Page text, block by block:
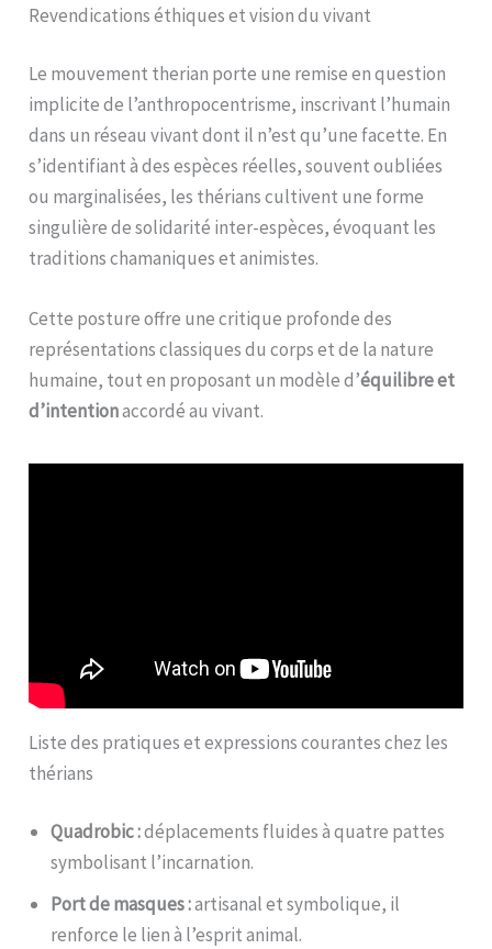
Revendications éthiques et vision du vivant
Le mouvement therian porte une remise en question
implicite de l’anthropocentrisme, inscrivant l’humain
dans un réseau vivant dont il n’est qu’une facette. En
s’identifiant à des espèces réelles, souvent oubliées
ou marginalisées, les thérians cultivent une forme
singulière de solidarité inter-espèces, évoquant les
traditions chamaniques et animistes.
Cette posture offre une critique profonde des
représentations classiques du corps et de la nature
humaine, tout en proposant un modèle d’équilibre et
d’intentionaccordé au vivant.
Liste des pratiques et expressions courantes chez les
thérians
Quadrobic :déplacements fluides à quatre pattes
symbolisant l’incarnation.
Port de masques :artisanal et symbolique, il
renforce le lien à l’esprit animal.